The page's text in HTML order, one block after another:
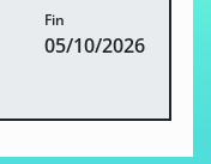
Fin
05/10/2026